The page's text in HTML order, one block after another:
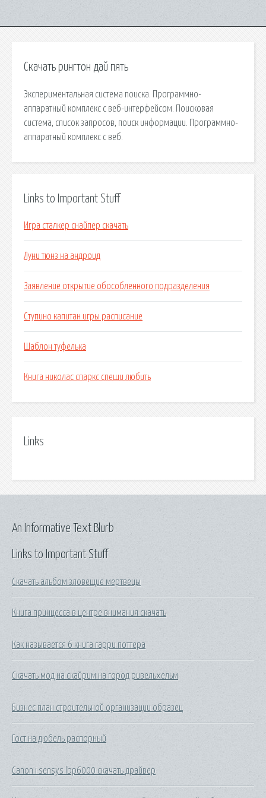
Скачать рингтон дай пять
Экспериментальная система поиска. Программно-
аппаратный комплекс с веб-интерфейсом. Поисковая
сиcтема, список запросов, поиск информации. Программно-
аппаратный комплекс с веб.
Links to Important Stuff
Игра сталкер снайпер скачать
Луни тюнз на андроид
Заявление открытие обособленного подразделения
Ступино капитан игры расписание
Шаблон туфелька
Книга николас спаркс спеши любить
Links
Links to Important Stuff
Скачать альбом зловещие мертвецы
Книга принцесса в центре внимания скачать
Как называется 6 книга гарри поттера
Скачать мод на скайрим на город ривельхельм
Бизнес план строительной организации образец
Гост на дюбель распорный
Canon i sensys lbp6000 скачать драйвер
An Informative Text Blurb